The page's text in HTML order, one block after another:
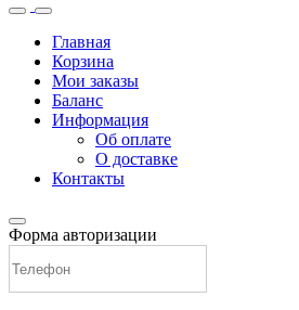
Главная
Корзина
Мои заказы
Баланс
Информация
Об оплате
О доставке
Контакты
Форма авторизации